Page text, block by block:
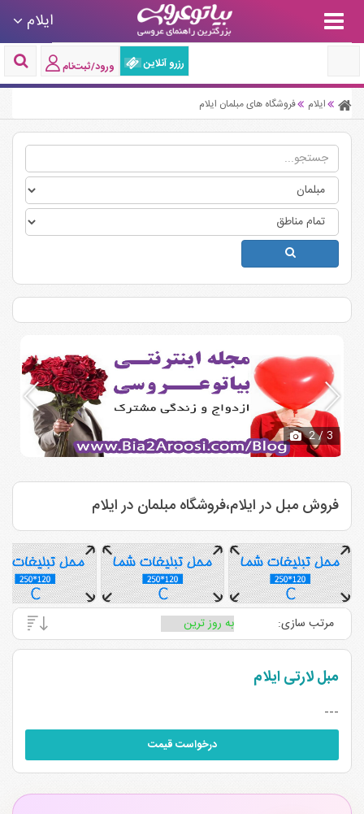
ایلام
رزرو آنلاین ورود/ثبت‌نام
ایلام فروشگاه های مبلمان ایلام
2/ 3
فروش مبل در ایلام،فروشگاه مبلمان در ایلام
مرتب سازی:
مبل لارتی ایلام
---
درخواست قیمت